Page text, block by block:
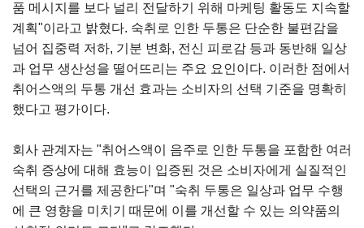
품 메시지를 보다 널리 전달하기 위해 마케팅 활동도 지속할
계획"이라고 밝혔다. 숙취로 인한 두통은 단순한 불편감을
넘어 집중력 저하, 기분 변화, 전신 피로감 등과 동반해 일상
과 업무 생산성을 떨어뜨리는 주요 요인이다. 이러한 점에서
취어스액의 두통 개선 효과는 소비자의 선택 기준을 명확히
했다고 평가이다.
회사 관계자는 "취어스액이 음주로 인한 두통을 포함한 여러
숙취 증상에 대해 효능이 입증된 것은 소비자에게 실질적인
선택의 근거를 제공한다"며 "숙취 두통은 일상과 업무 수행
에 큰 영향을 미치기 때문에 이를 개선할 수 있는 의약품의